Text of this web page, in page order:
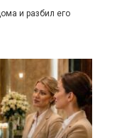
и разбил его